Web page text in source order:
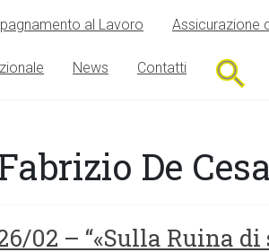
al Lavoro Assicurazione
News Contatti
De
02 – “«Sulla Ruina